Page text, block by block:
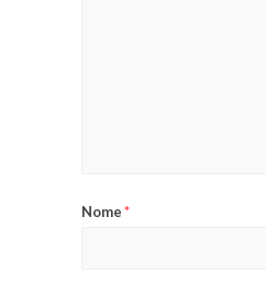
Nome*